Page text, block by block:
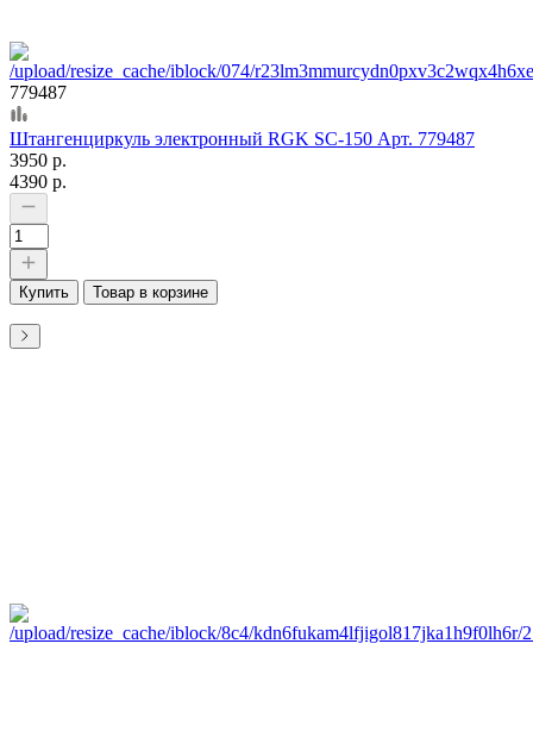
779487
Штангенциркуль электронный RGK SC-150 Арт. 779487
3950 р.
4390 р.
Купить Товар в корзине